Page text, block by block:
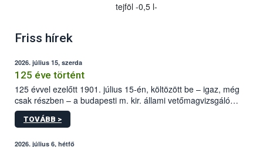
tejföl -0,5 l-
Friss hírek
2026. július 15, szerda
125 éve történt
125 évvel ezelőtt 1901. július 15-én, költözött be – igaz, még
csak részben – a budapesti m. kir. állami vetőmagvizsgáló
állomás a Kis Rókus utca 15. szám alatti, Czigler Győző által
tervezett új épületébe.
TOVÁBB >
2026. július 6, hétfő